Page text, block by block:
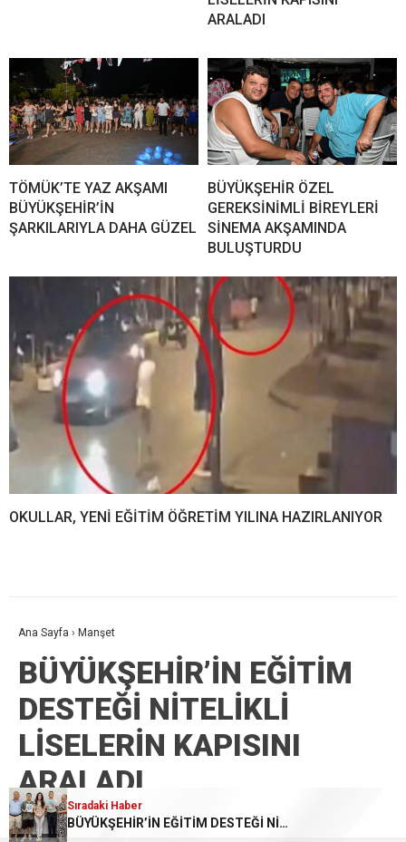
Sıradaki Haber
Başkan Vekili Beşikci: “Üretimin olduğu her noktaya hizmet götüreceğiz”
ARALADI
TÖMÜK’TE YAZ AKŞAMI
BÜYÜKŞEHİR’İN
ŞARKILARIYLA DAHA GÜZEL
BÜYÜKŞEHİR ÖZEL
GEREKSİNİMLİ BİREYLERİ
SİNEMA AKŞAMINDA
BULUŞTURDU
OKULLAR, YENİ EĞİTİM ÖĞRETİM YILINA HAZIRLANIYOR
Sıradaki Haber
BÜYÜKŞEHİR’İN EĞİTİM DESTEĞİ NİTELİKLİ LİSELERİN KAPISINI ARALADI
Ana Sayfa › Manşet
BÜYÜKŞEHİR’İN EĞİTİM
DESTEĞİ NİTELİKLİ
LİSELERİN KAPISINI
ARALADI